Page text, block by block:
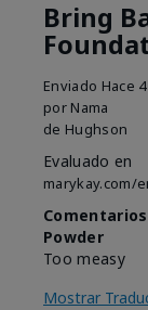
Bring
Enviado Hace
por Nama
de Hughson
Evaluado en
marykay.com/
Powder
Too measy
Mostrar